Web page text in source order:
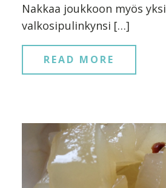
Nakkaa joukkoon myös yksi
valkosipulinkynsi […]
READ MORE